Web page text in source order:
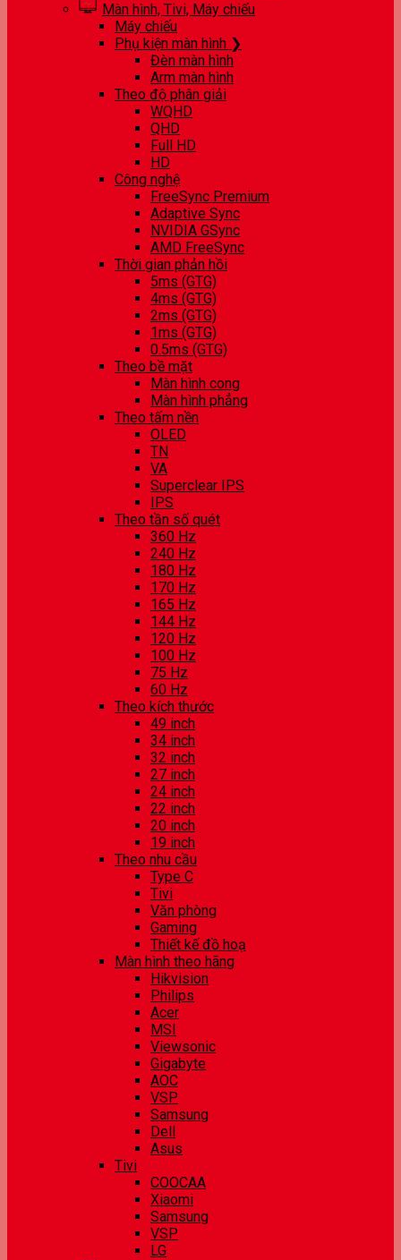
Màn hình, Tivi, Máy chiếu
Máy chiếu
Phụ kiện màn hình ❯
Đèn màn hình
Arm màn hình
Theo độ phân giải
WQHD
QHD
Full HD
HD
Công nghệ
FreeSync Premium
Adaptive Sync
NVIDIA GSync
AMD FreeSync
Thời gian phản hồi
5ms (GTG)
4ms (GTG)
2ms (GTG)
1ms (GTG)
0.5ms (GTG)
Theo bề mặt
Màn hình cong
Màn hình phẳng
Theo tấm nền
OLED
TN
VA
Superclear IPS
IPS
Theo tần số quét
360 Hz
240 Hz
180 Hz
170 Hz
165 Hz
144 Hz
120 Hz
100 Hz
75 Hz
60 Hz
Theo kích thước
49 inch
34 inch
32 inch
27 inch
24 inch
22 inch
20 inch
19 inch
Theo nhu cầu
Type C
Tivi
Văn phòng
Gaming
Thiết kế đồ hoạ
Màn hình theo hãng
Hikvision
Philips
Acer
MSI
Viewsonic
Gigabyte
AOC
VSP
Samsung
Dell
Asus
Tivi
COOCAA
Xiaomi
Samsung
VSP
LG